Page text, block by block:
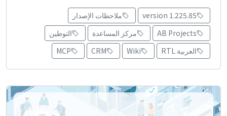
version 1.225.85
ملاحظات الإصدار
AB Projects
مركز المساعدة
التوطين
العربية RTL
Wiki
CRM
MCP